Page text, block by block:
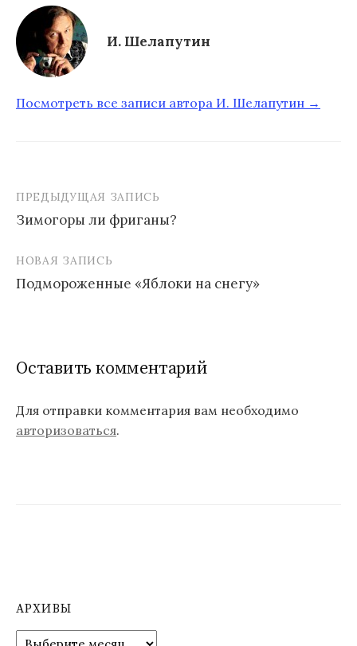
И. Шелапутин
Посмотреть все записи автора И. Шелапутин →
а
г
ц
и
п
и
ПРЕДЫДУЩАЯ ЗАПИСЬ
Зимогоры ли фриганы?
НОВАЯ ЗАПИСЬ
Подмороженные «Яблоки на снегу»
Оставить комментарий
Для отправки комментария вам необходимо
авторизоваться.
АРХИВЫ